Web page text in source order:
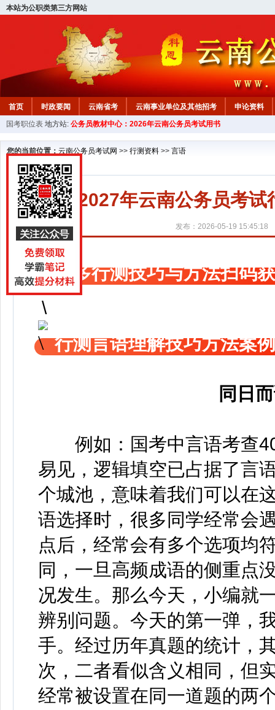
本站为公职类第三方网站
首页 时政要闻 云南省考 云南事业单位及其他招考
申论资料
国考职位表 地方站: 公务员教材中心：2026年云南公务员考试用书
您的当前位置： 云南公务员考试网 >> 行测资料 >> 言语
2027年云南公务员考
发布：2026-05-19 15:45:18
更多行测技巧与方法扫码
行测言语理解技巧方法案例
同日
例如：国考中言语考查40
易见，逻辑填空已占据了言
个城池，意味着我们可以在
语选择时，很多同学经常会
点后，经常会有多个选项均
同，一旦高频成语的侧重点
况发生。那么今天，小编就
辨别问题。今天的第一弹，
手。经过历年真题的统计，
次，二者看似含义相同，但
经常被设置在同一道题的两